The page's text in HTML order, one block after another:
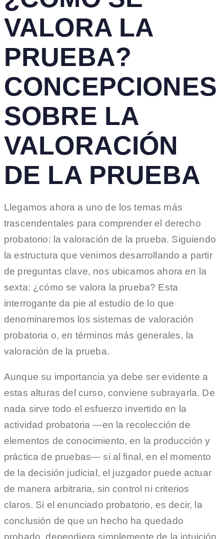
VALORA LA
PRUEBA?
CONCEPCIONES
SOBRE LA
VALORACIÓN
DE LA PRUEBA
Llegamos ahora a uno de los temas más
trascendentales para comprender el derecho
probatorio: la valoración de la prueba. Siguiendo
la estructura que venimos desarrollando a partir
de preguntas clave, nos ubicamos ahora en la
sexta: ¿cómo se valora la prueba? Esta
interrogante da pie al estudio de lo que
denominaremos los sistemas de valoración
probatoria o, en términos más generales, la
valoración de la prueba.
Aunque su importancia ya debe ser evidente a
estas alturas del curso, conviene subrayarla. De
nada sirve todo el esfuerzo invertido en la
actividad probatoria —en la recolección de
elementos de conocimiento, en la producción y
práctica de pruebas— si al final, en el momento
de la decisión judicial, el juzgador puede actuar
de manera arbitraria, sin control ni criterios
claros. Si el enunciado probatorio, es decir, la
conclusión de que un hecho ha quedado
probado, dependiera simplemente de la intuición